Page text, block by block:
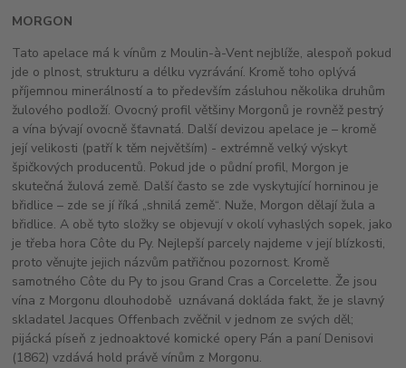
MORGON
Tato apelace má k vínům z Moulin-à-Vent nejblíže, alespoň pokud
jde o plnost, strukturu a délku vyzrávání. Kromě toho oplývá
příjemnou minerálností a to především zásluhou několika druhům
žulového podloží. Ovocný profil většiny Morgonů je rovněž pestrý
a vína bývají ovocně šťavnatá. Další devizou apelace je – kromě
její velikosti (patří k těm největším) - extrémně velký výskyt
špičkových producentů. Pokud jde o půdní profil, Morgon je
skutečná žulová země. Další často se zde vyskytující horninou je
břidlice – zde se jí říká „shnilá země“. Nuže, Morgon dělají žula a
břidlice. A obě tyto složky se objevují v okolí vyhaslých sopek, jako
je třeba hora Côte du Py. Nejlepší parcely najdeme v její blízkosti,
proto věnujte jejich názvům patřičnou pozornost. Kromě
samotného Côte du Py to jsou Grand Cras a Corcelette. Že jsou
vína z Morgonu dlouhodobě uznávaná dokláda fakt, že je slavný
skladatel Jacques Offenbach zvěčnil v jednom ze svých děl;
pijácká píseň z jednoaktové komické opery Pán a paní Denisovi
(1862) vzdává hold právě vínům z Morgonu.